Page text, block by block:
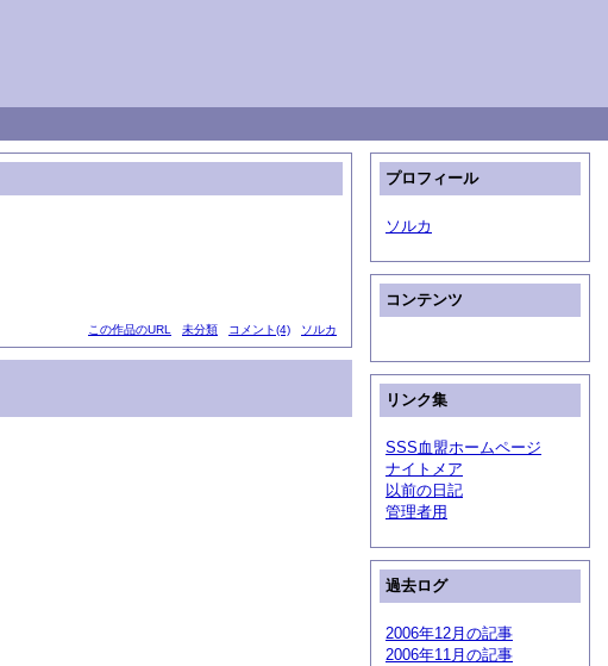
この作品のURL 未分類 コメント(4) ソルカ
プロフィール
ソルカ
コンテンツ
リンク集
SSS血盟ホームページ
ナイトメア
以前の日記
管理者用
過去ログ
2006年12月の記事
2006年11月の記事